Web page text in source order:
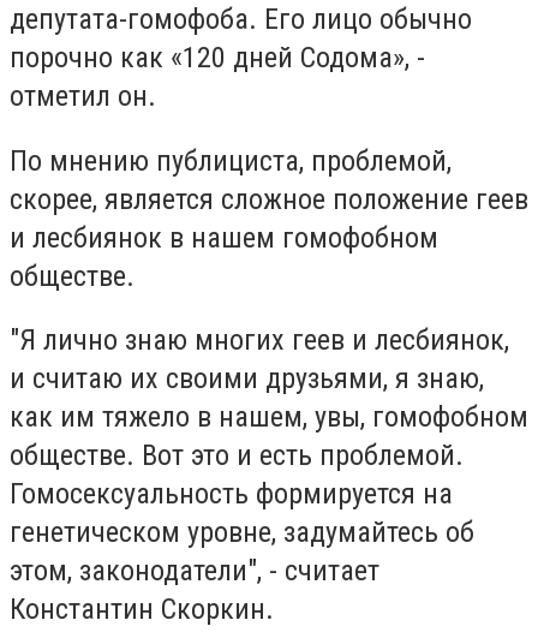
депутата-гомофоба. Его лицо обычно
порочно как «120 дней Содома», -
отметил он.
По мнению публициста, проблемой,
скорее, является сложное положение геев
и лесбиянок в нашем гомофобном
обществе.
"Я лично знаю многих геев и лесбиянок,
и считаю их своими друзьями, я знаю,
как им тяжело в нашем, увы, гомофобном
обществе. Вот это и есть проблемой.
Гомосексуальность формируется на
генетическом уровне, задумайтесь об
этом, законодатели", - считает
Константин Скоркин.